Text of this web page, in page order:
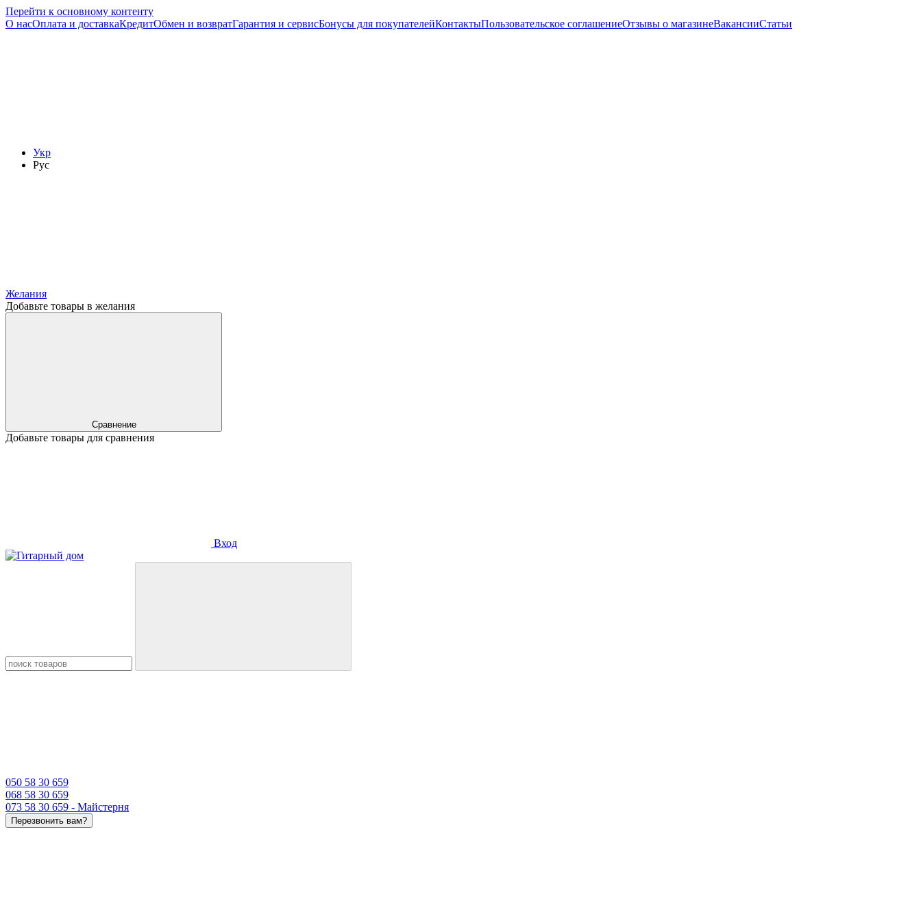
Перейти к основному контенту
О насОплата и доставкаКредитОбмен и возвратГарантия и сервисБонусы для покупателейКонтактыПользовательское соглашениеОтзывы о магазинеВакансииСтатьи
Укр
Рус
Желания
Добавьте товары в желания
Сравнение
Добавьте товары для сравнения
Вход
050 58 30 659
068 58 30 659
073 58 30 659 - Майстерня
Перезвонить вам?